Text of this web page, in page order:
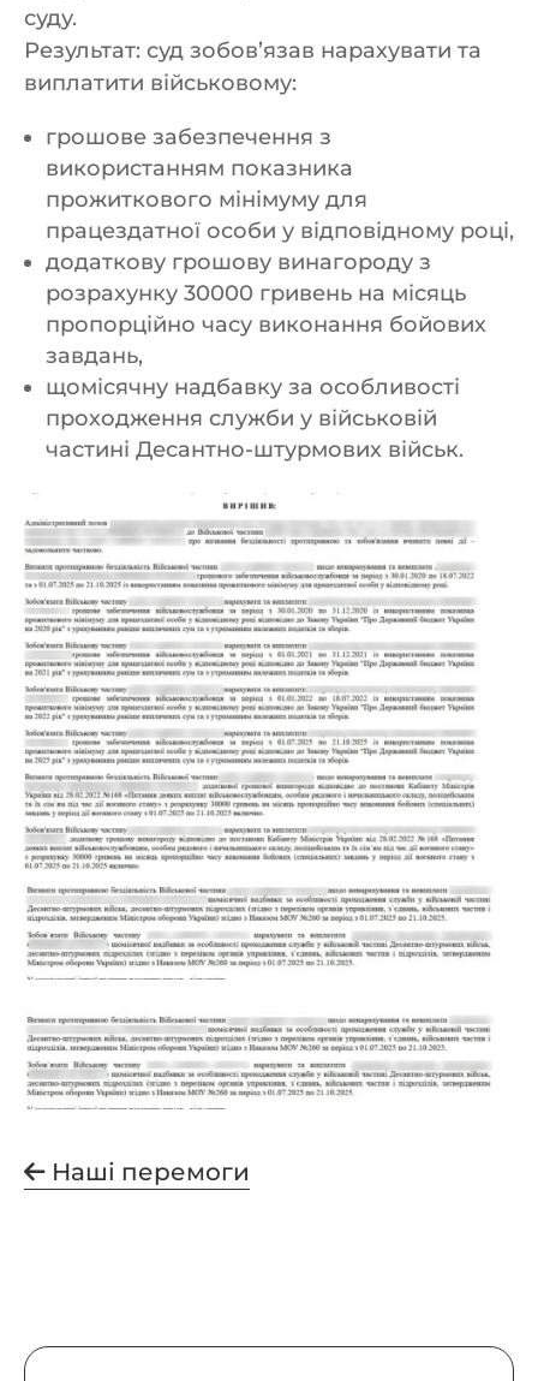
суду.
Результат: суд зобов’язав нарахувати та
виплатити військовому:
грошове забезпечення з
використанням показника
прожиткового мінімуму для
працездатної особи у відповідному році,
додаткову грошову винагороду з
розрахунку 30000 гривень на місяць
пропорційно часу виконання бойових
завдань,
щомісячну надбавку за особливості
проходження служби у військовій
частині Десантно-штурмових військ.
Наші перемоги